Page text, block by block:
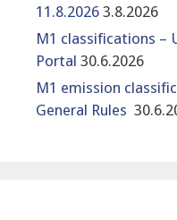
11.8.2026 3.8.2026
M1 classifications –
Portal 30.6.2026
M1 emission
General Rules